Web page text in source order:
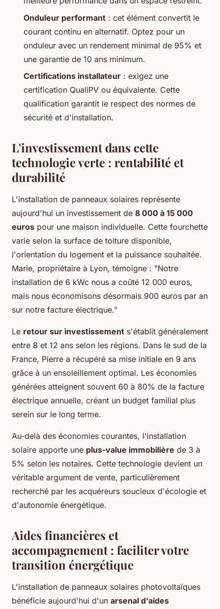
Onduleur performant : cet élément convertit le
courant continu en alternatif. Optez pour un
onduleur avec un rendement minimal de 95% et
une garantie de 10 ans minimum.
Certifications installateur : exigez une
certification QualiPV ou équivalente. Cette
qualification garantit le respect des normes de
sécurité et d'installation.
L'investissement dans cette
technologie verte : rentabilité et
durabilité
L'installation de panneaux solaires représente
aujourd'hui un investissement de 8 000 à 15 000
euros pour une maison individuelle. Cette fourchette
varie selon la surface de toiture disponible,
l'orientation du logement et la puissance souhaitée.
Marie, propriétaire à Lyon, témoigne : "Notre
installation de 6 kWc nous a coûté 12 000 euros,
mais nous économisons désormais 900 euros par an
sur notre facture électrique."
Le retour sur investissement s'établit généralement
entre 8 et 12 ans selon les régions. Dans le sud de la
France, Pierre a récupéré sa mise initiale en 9 ans
grâce à un ensoleillement optimal. Les économies
générées atteignent souvent 60 à 80% de la facture
électrique annuelle, créant un budget familial plus
serein sur le long terme.
Au-delà des économies courantes, l'installation
solaire apporte une plus-value immobilière de 3 à
5% selon les notaires. Cette technologie devient un
véritable argument de vente, particulièrement
recherché par les acquéreurs soucieux d'écologie et
d'autonomie énergétique.
Aides financières et
accompagnement : faciliter votre
transition énergétique
L'installation de panneaux solaires photovoltaïques
bénéficie aujourd'hui d'un arsenal d'aides